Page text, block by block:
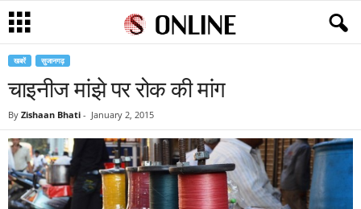
खबरें सुजानगढ़
चाइनीज मांझे पर रोक की मांग
By Zishaan Bhati - January 2, 2015